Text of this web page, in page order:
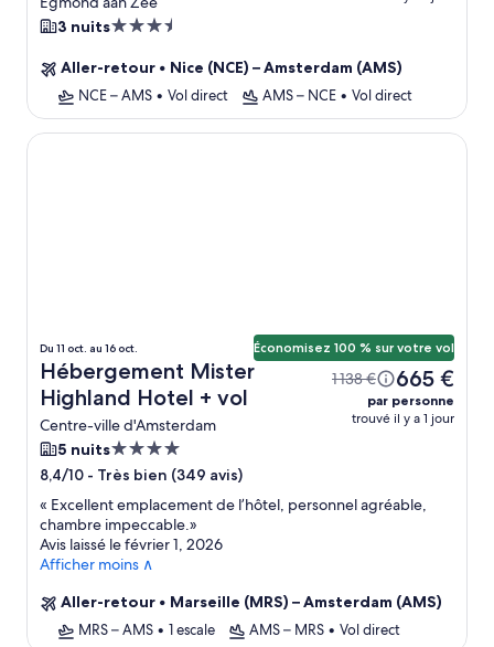
3 nuitsHébergement
Aller-retour • Nice (NCE) – Amsterdam (AMS)
NCE – AMS • Vol direct AMS – NCE • Vol direct
Du 11 oct. au 16 oct.
Hébergement Mister
Highland Hotel + vol
Centre-ville d'Amsterdam
Économisez 100 % sur votre vol
1 138 € 665 €
par personne
trouvé il y a 1 jour
5 nuitsHébergement
4.0 étoiles
8,4/10 - Très bien (349 avis)
« Excellent emplacement de l’hôtel, personnel agréable,
chambre impeccable.»
Avis laissé le février 1, 2026
Afficher moins ∧
Aller-retour • Marseille (MRS) – Amsterdam (AMS)
MRS – AMS • 1 escale AMS – MRS • Vol direct
Mister Highland Hotel